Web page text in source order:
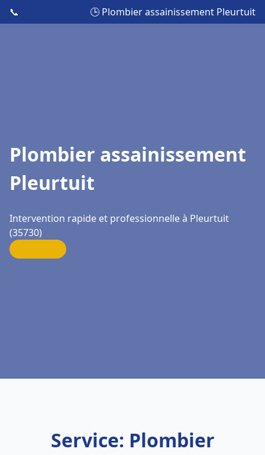
📞 🕒 Plombier assainissement Pleurtuit
Plombier assainissement
Pleurtuit
Intervention rapide et professionnelle à Pleurtuit
(35730)
Service: Plombier